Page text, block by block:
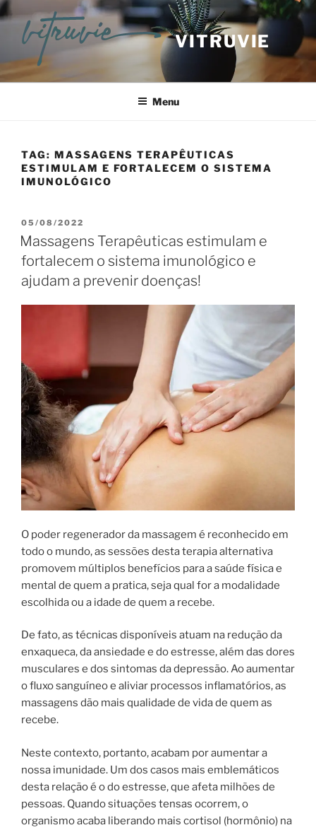
VITRUVIE
Menu
TAG: MASSAGENS TERAPÊUTICAS
ESTIMULAM E FORTALECEM O SISTEMA
IMUNOLÓGICO
05/08/2022
Massagens Terapêuticas estimulam e
fortalecem o sistema imunológico e
ajudam a prevenir doenças!
O poder regenerador da massagem é reconhecido em
todo o mundo, as sessões desta terapia alternativa
promovem múltiplos benefícios para a saúde física e
mental de quem a pratica, seja qual for a modalidade
escolhida ou a idade de quem a recebe.
De fato, as técnicas disponíveis atuam na redução da
enxaqueca, da ansiedade e do estresse, além das dores
musculares e dos sintomas da depressão. Ao aumentar
o fluxo sanguíneo e aliviar processos inflamatórios, as
massagens dão mais qualidade de vida de quem as
recebe.
Neste contexto, portanto, acabam por aumentar a
nossa imunidade. Um dos casos mais emblemáticos
desta relação é o do estresse, que afeta milhões de
pessoas. Quando situações tensas ocorrem, o
organismo acaba liberando mais cortisol (hormônio) na